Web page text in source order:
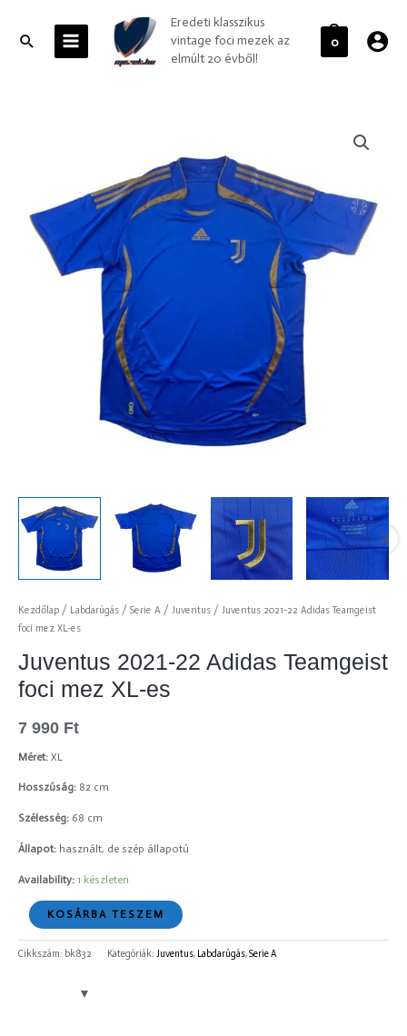
contentSearchMENU
Eredeti klasszikus
vintage foci mezek az
elmúlt 20 évből!
0
Kezdőlap / Labdarúgás / Serie A / Juventus / Juventus 2021-22 Adidas Teamgeist
foci mez XL-es
Juventus 2021-22 Adidas Teamgeist
foci mez XL-es
7 990 Ft
Méret: XL
Hosszúság: 82 cm
Szélesség: 68 cm
Állapot: használt, de szép állapotú
Availability: 1 készleten
Teamgeist
foci
KOSÁRBA TESZEM
Cikkszám: bk832 Kategóriák: Juventus, Labdarúgás,Serie A